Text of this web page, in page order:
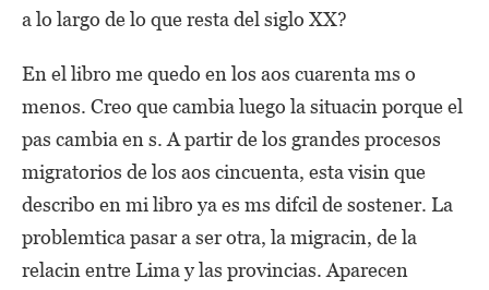
a lo largo de lo que resta del siglo XX?
En el libro me quedo en los aos cuarenta ms o
menos. Creo que cambia luego la situacin porque el
pas cambia en s. A partir de los grandes procesos
migratorios de los aos cincuenta, esta visin que
describo en mi libro ya es ms difcil de sostener. La
problemtica pasar a ser otra, la migracin, de la
relacin entre Lima y las provincias. Aparecen